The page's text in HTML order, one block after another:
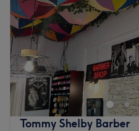
Tommy Shelby Barber